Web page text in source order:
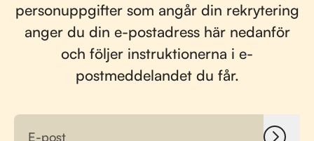
personuppgifter som angår din rekrytering
anger du din e-postadress här nedanför
och följer instruktionerna i e-
postmeddelandet du får.